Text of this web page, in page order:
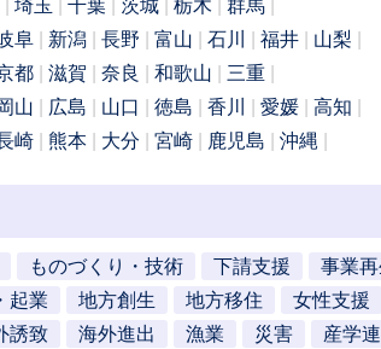
埼玉 千葉 茨城 栃木
群馬
阜 新潟 長野 富山 石川 福井
山梨
都 滋賀 奈良 和歌山
三重
山 広島 山口 徳島 香川 愛媛
高知
崎 熊本 大分 宮崎 鹿児島 沖縄
ものづくり・技術 下請支援 事業
起業 地方創生 地方移住 女性支援
誘致 海外進出 漁業 災害 産学